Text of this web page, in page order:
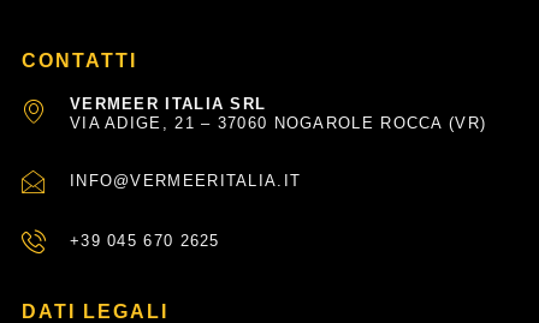
CONTATTI
VERMEER ITALIA SRL
VIA ADIGE, 21 – 37060 NOGAROLE ROCCA (VR)
INFO@VERMEERITALIA.IT
+39 045 670 2625
DATI LEGALI